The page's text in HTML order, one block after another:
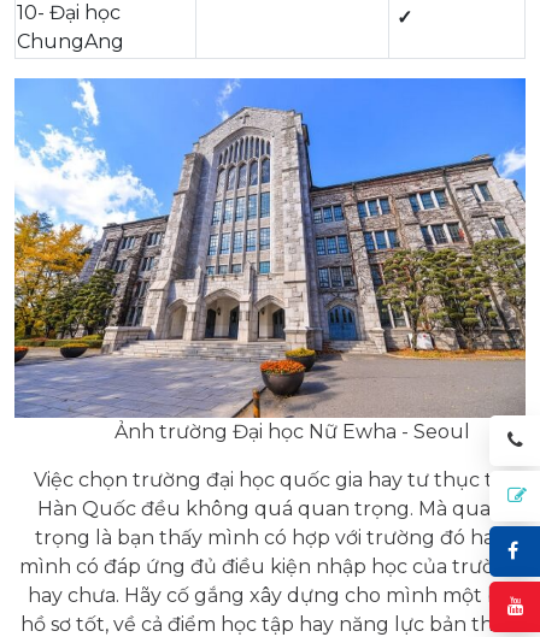
10- Đại học
ChungAng
✓
Ảnh trường Đại học Nữ Ewha - Seoul
Việc chọn trường đại học quốc gia hay tư thục tại
Hàn Quốc đều không quá quan trọng. Mà quan
trọng là bạn thấy mình có hợp với trường đó hay
mình có đáp ứng đủ điều kiện nhập học của trường
hay chưa. Hãy cố gắng xây dựng cho mình một bộ
hồ sơ tốt, về cả điểm học tập hay năng lực bản thân.